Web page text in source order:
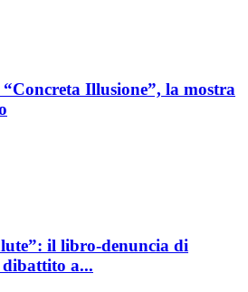
Illusione”, la mostra
il libro-denuncia di
dibattito a...